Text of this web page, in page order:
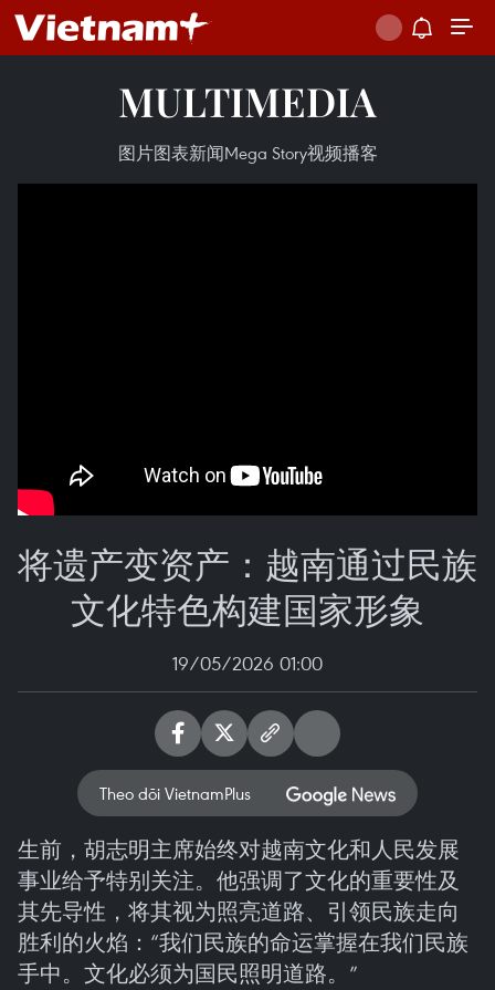
MULTIMEDIA
图片图表新闻Mega Story视频播客
将遗产变资产：越南通过民族
文化特色构建国家形象
19/05/2026 01:00
Theo dõi VietnamPlus
生前，胡志明主席始终对越南文化和人民发展
事业给予特别关注。他强调了文化的重要性及
其先导性，将其视为照亮道路、引领民族走向
胜利的火焰：“我们民族的命运掌握在我们民族
手中。文化必须为国民照明道路。”